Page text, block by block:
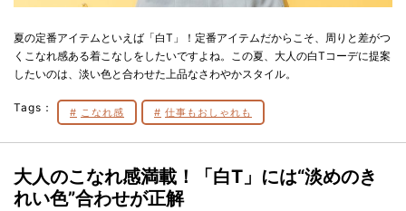
夏の定番アイテムといえば「白T」！定番アイテムだからこそ、周りと差がつ
くこなれ感ある着こなしをしたいですよね。この夏、大人の白Tコーデに提案
したいのは、淡い色と合わせた上品なさわやかスタイル。
Tags： こなれ感 仕事もおしゃれも
大人のこなれ感満載！「白T」には“淡めのき
れい色”合わせが正解